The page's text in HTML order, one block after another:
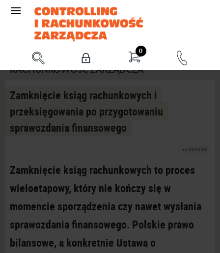
0
RACHUNKOWOŚĆ ZARZĄDCZA
Zamknięcie ksiąg rachunkowych i
przeksięgowania po przygotowaniu
sprawozdania finansowego
nr 06/2026
Zamknięcie ksiąg rachunkowych to proces
wieloetapowy, który nie kończy się w
momencie sporządzenia czy nawet wysłania
sprawozdania finansowego. Polskie prawo
bilansowe, a konkretnie Ustawa o